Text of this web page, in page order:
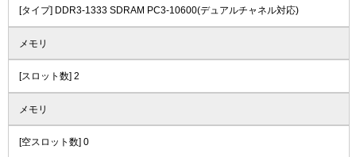
[タイプ] DDR3-1333 SDRAM PC3-10600(デュアルチャネル対応)
メモリ
[スロット数] 2
メモリ
[空スロット数] 0